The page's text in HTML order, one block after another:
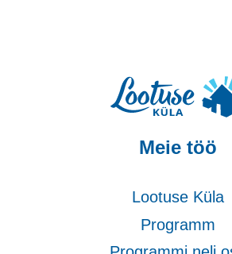
Meie töö
Lootuse Küla
Programm